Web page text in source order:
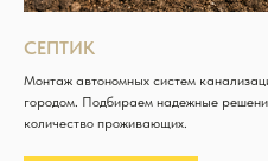
СЕПТИК
Монтаж автономных систем
городом. Подбираем надежные
количество проживающих.